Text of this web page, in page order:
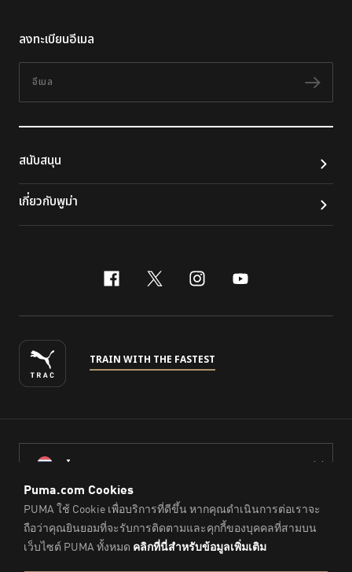
ลงทะเบียนอีเมล
ติดต
สนับสนุน
เกี่ยวกับพูม่า
facebook
x-twitter
instagram
youtube
TRAIN WITH THE FASTEST
ไทย
© PUMA Sports (Thailand) Co., Ltd.,2026. All Rights Reserved.
Company Reg. No. 0105564148338